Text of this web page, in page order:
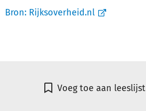
Bron: Rijksoverheid.nl
Voeg toe aan leeslijst